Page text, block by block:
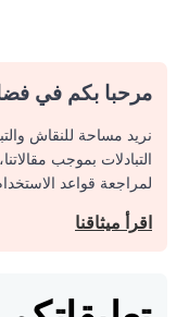
مرحبا بكم في
نريد مساحة للنقاش
التبادلات بموجب
لمراجعة قواعد
اقرأ ميثاقنا